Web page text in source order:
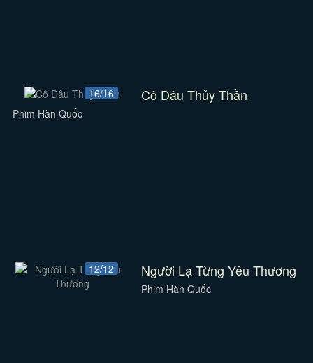
16/16 Cô Dâu Thủy Thần
Phim Hàn Quốc
12/12 Người Lạ Từng Yêu Thương
Phim Hàn Quốc